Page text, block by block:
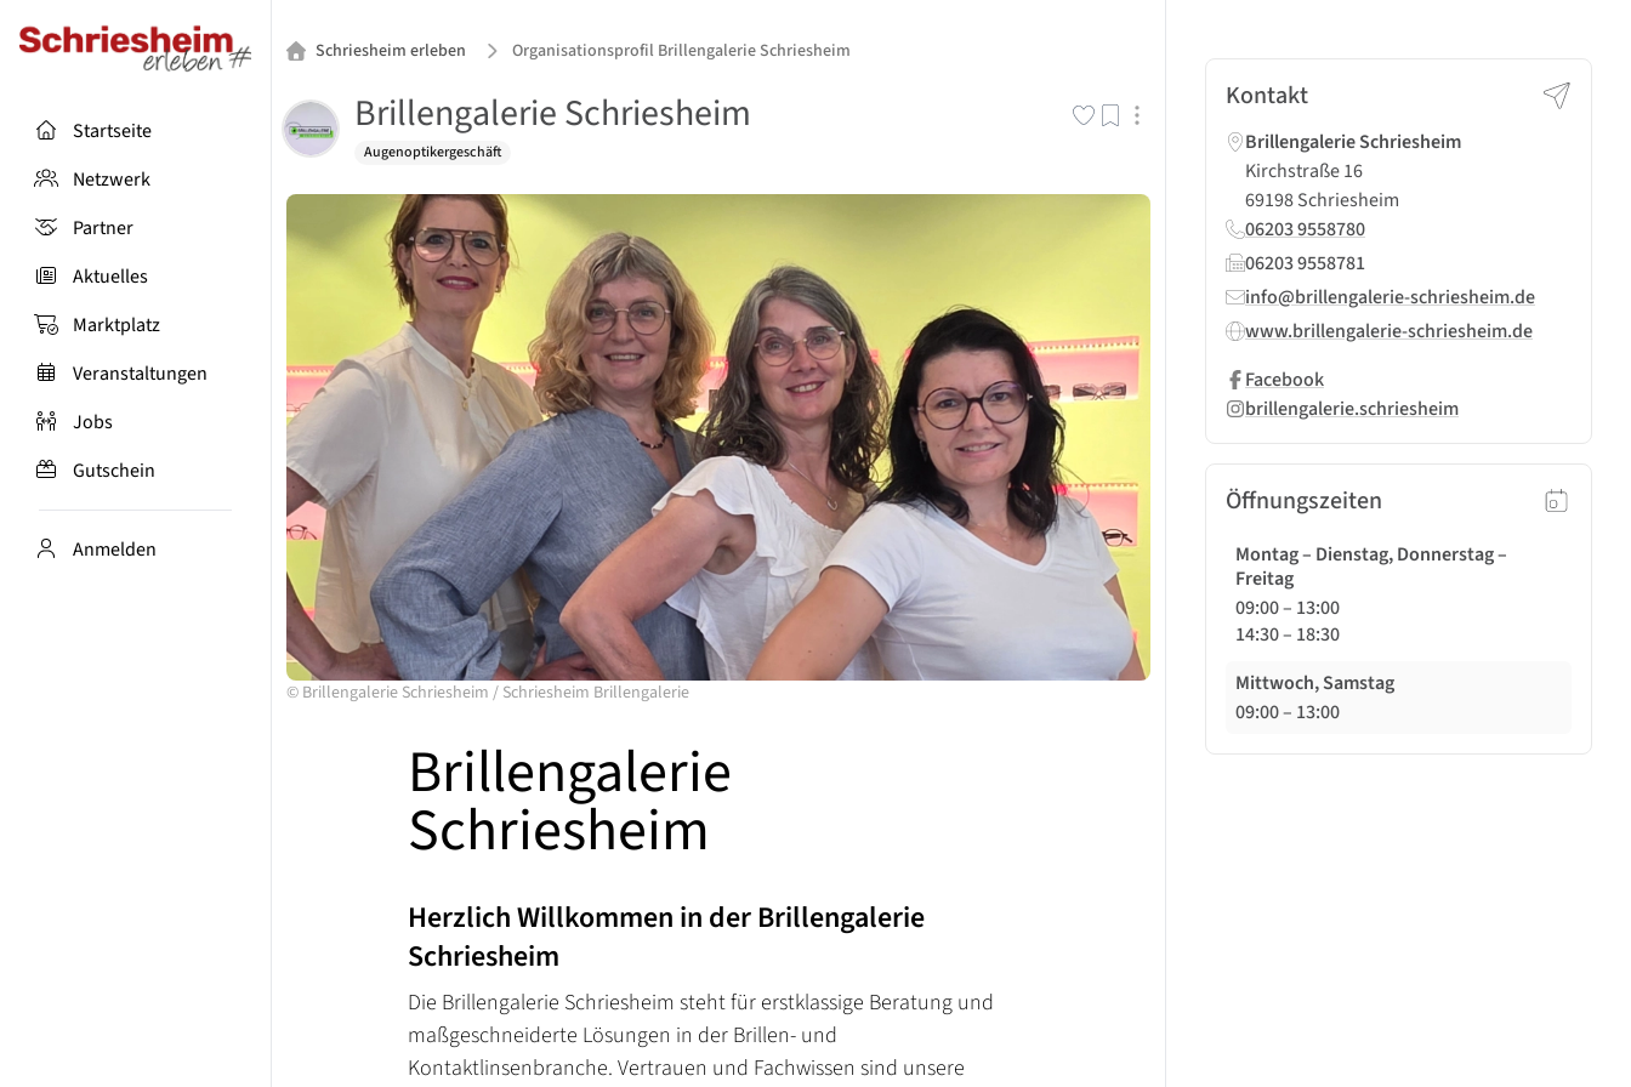
Startseite
Netzwerk
Partner
Aktuelles
Marktplatz
Veranstaltungen
Jobs
Gutschein
Anmelden
Schriesheim erleben Organisationsprofil Brillengalerie Schriesheim
Brillengalerie Schriesheim
Augenoptikergeschäft
© Brillengalerie Schriesheim / Schriesheim Brillengalerie
Brillengalerie
Schriesheim
Herzlich Willkommen in der Brillengalerie
Schriesheim
Die Brillengalerie Schriesheim steht für erstklassige Beratung und
maßgeschneiderte Lösungen in der Brillen- und
Kontaktlinsenbranche. Vertrauen und Fachwissen sind unsere
Kontakt
Brillengalerie Schriesheim
Kirchstraße 16
69198 Schriesheim
06203 9558780
06203 9558781
info@brillengalerie-schriesheim.de
www.brillengalerie-schriesheim.de
Facebook
brillengalerie.schriesheim
Öffnungszeiten
Montag – Dienstag, Donnerstag –
Freitag
09:00– 13:00
14:30– 18:30
Mittwoch, Samstag
09:00– 13:00